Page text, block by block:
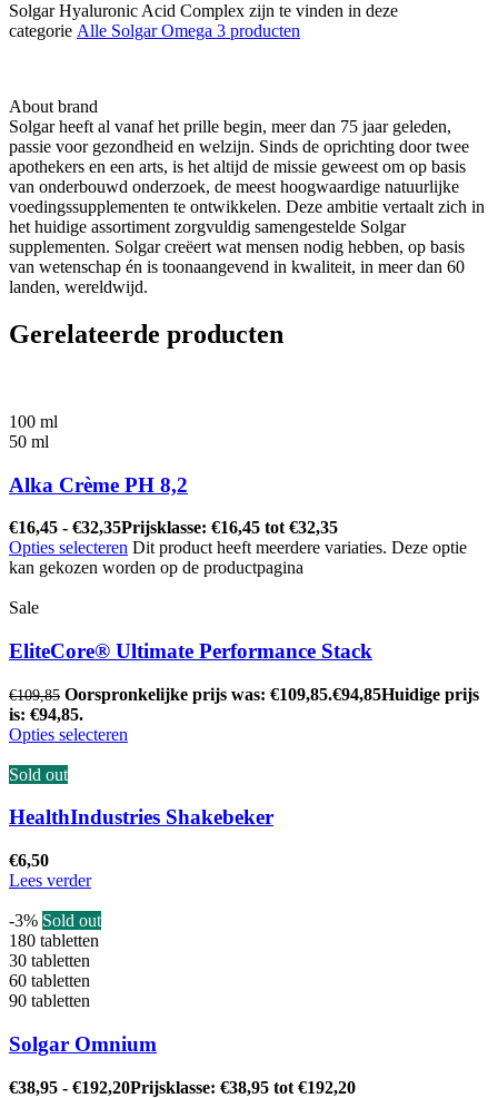
Solgar Hyaluronic Acid Complex zijn te vinden in deze
categorie Alle Solgar Omega 3 producten
About brand
Solgar heeft al vanaf het prille begin, meer dan 75 jaar geleden,
passie voor gezondheid en welzijn. Sinds de oprichting door twee
apothekers en een arts, is het altijd de missie geweest om op basis
van onderbouwd onderzoek, de meest hoogwaardige natuurlijke
voedingssupplementen te ontwikkelen. Deze ambitie vertaalt zich in
het huidige assortiment zorgvuldig samengestelde Solgar
supplementen. Solgar creëert wat mensen nodig hebben, op basis
van wetenschap én is toonaangevend in kwaliteit, in meer dan 60
landen, wereldwijd.
Gerelateerde producten
100 ml
50 ml
Alka Crème PH 8,2
€16,45 - €32,35Prijsklasse: €16,45 tot €32,35
Opties selecteren Dit product heeft meerdere variaties. Deze optie
kan gekozen worden op de productpagina
Sale
EliteCore® Ultimate Performance Stack
€109,85 Oorspronkelijke prijs was: €109,85.€94,85Huidige prijs
is: €94,85.
Opties selecteren
Sold out
HealthIndustries Shakebeker
€6,50
Lees verder
-3% Sold out
180 tabletten
30 tabletten
60 tabletten
90 tabletten
Solgar Omnium
€38,95 - €192,20Prijsklasse: €38,95 tot €192,20